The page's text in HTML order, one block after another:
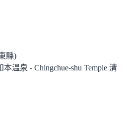
縣)
本温泉 - Chingchue-shu Temple 清